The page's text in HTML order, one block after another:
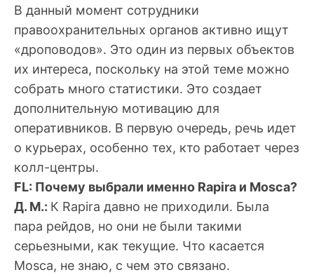
В данный момент сотрудники
правоохранительных органов активно ищут
«дроповодов». Это один из первых объектов
их интереса, поскольку на этой теме можно
собрать много статистики. Это создает
дополнительную мотивацию для
оперативников. В первую очередь, речь идет
о курьерах, особенно тех, кто работает через
колл-центры.
FL: Почему выбрали именно Rapira и Mosca?
Д. М.: К Rapira давно не приходили. Была
пара рейдов, но они не были такими
серьезными, как текущие. Что касается
Mosca, не знаю, с чем это связано.